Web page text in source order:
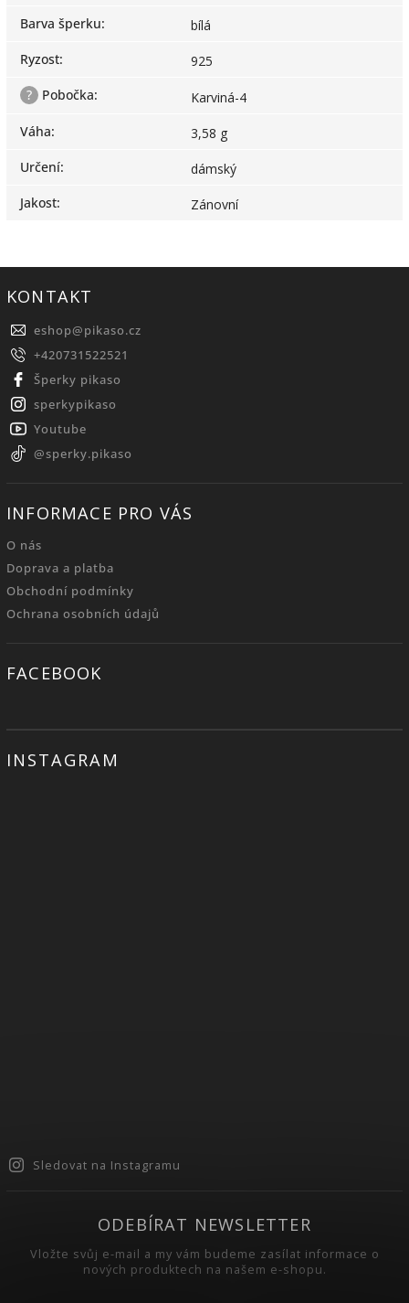
Barva šperku:
bílá
Ryzost:
925
?
Pobočka:
Karviná-4
Váha:
3,58 g
Určení:
dámský
Jakost: Zánovní
KONTAKT
eshop@pikaso.cz
+420731522521
Šperky pikaso
sperkypikaso
Youtube
@sperky.pikaso
INFORMACE PRO VÁS
O nás
Doprava a platba
Obchodní podmínky
Ochrana osobních údajů
FACEBOOK
INSTAGRAM
Sledovat na Instagramu
ODEBÍRAT NEWSLETTER
Vložte svůj e-mail a my vám budeme zasílat informace o
nových produktech na našem e-shopu.